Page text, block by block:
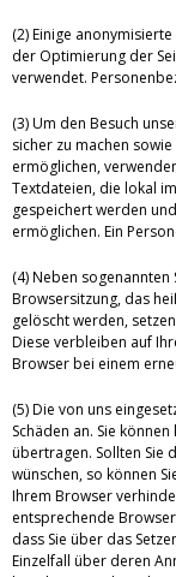
(2) Einige
der Optimierung der
verwendet.
(3) Um den Besuch
sicher zu machen
ermöglichen,
Textdateien, die lokal
gespeichert werden
ermöglichen. Ein
(4) Neben
Browsersitzung, das
gelöscht werden,
Diese verbleiben auf
Browser bei einem
(5) Die von uns
Schäden an. Sie
übertragen. Sollten Sie
wünschen, so können
Ihrem Browser
entsprechende
dass Sie über das
Einzelfall über deren